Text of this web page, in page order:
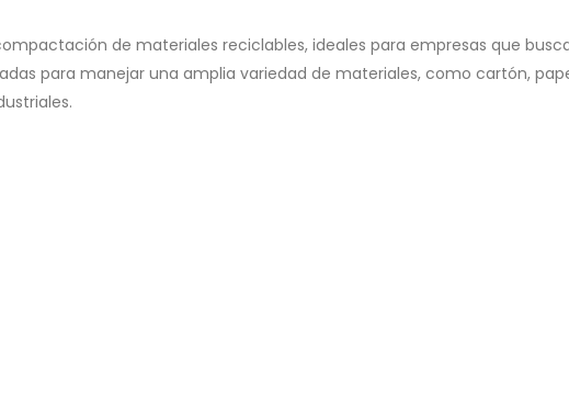
de materiales reciclables, ideales para empresas que
para manejar una amplia variedad de materiales, como cartón,